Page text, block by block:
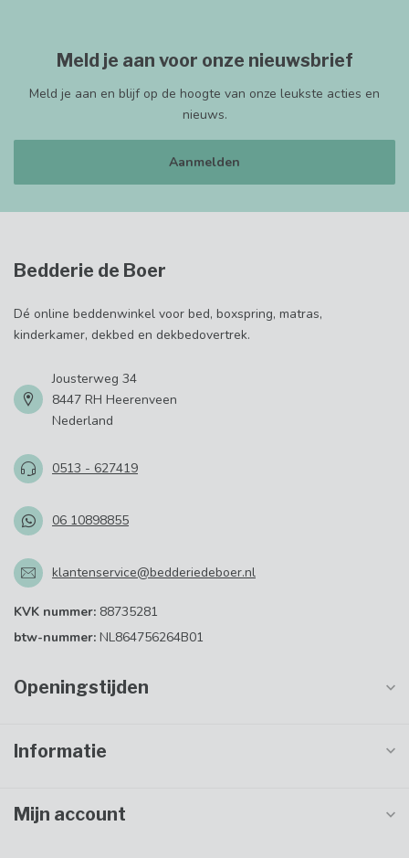
Meld je aan voor onze nieuwsbrief
Meld je aan en blijf op de hoogte van onze leukste acties en
nieuws.
Aanmelden
Bedderie de Boer
Dé online beddenwinkel voor bed, boxspring, matras,
kinderkamer, dekbed en dekbedovertrek.
Jousterweg 34
8447 RH Heerenveen
Nederland
0513 - 627419
06 10898855
klantenservice@bedderiedeboer.nl
KVK nummer: 88735281
btw-nummer: NL864756264B01
Openingstijden
Informatie
Mijn account